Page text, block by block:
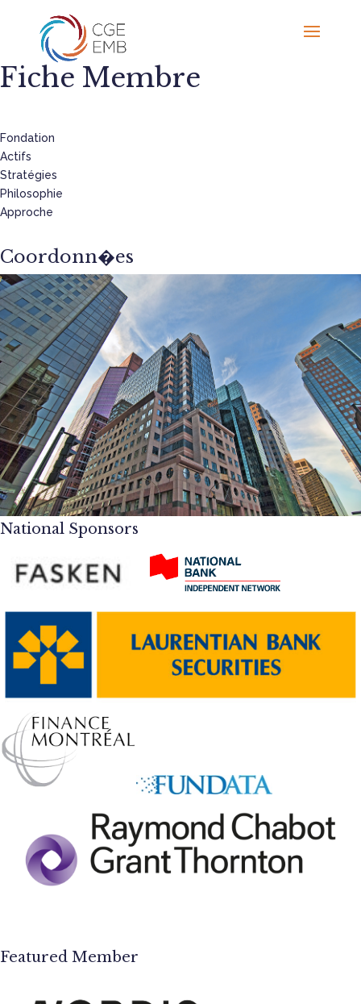
Fiche Membre
Fondation
Actifs
Stratégies
Philosophie
Approche
Coordonn�es
National Sponsors
Featured Member